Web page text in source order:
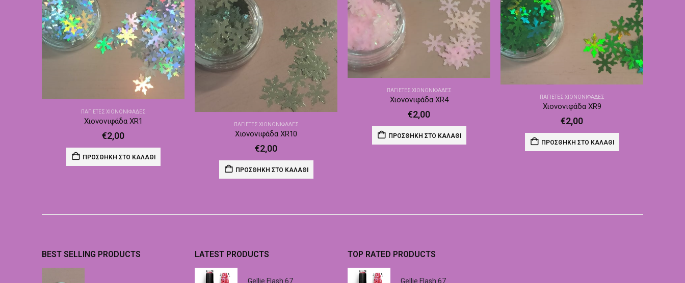
ΠΑΓΙΈΤΕΣ ΧΙΟΝΟΝΙΦΆΔΕΣ
Χιονονιφάδα XR1
€2,00
ΠΡΟΣΘΉΚΗ ΣΤΟ ΚΑΛΆΘΙ
ΠΑΓΙΈΤΕΣ ΧΙΟΝΟΝΙΦΆΔΕΣ
Χιονονιφάδα XR10
€2,00
ΠΡΟΣΘΉΚΗ ΣΤΟ ΚΑΛΆΘΙ
ΠΑΓΙΈΤΕΣ ΧΙΟΝΟΝΙΦΆΔΕΣ
Χιονονιφάδα XR4
€2,00
ΠΡΟΣΘΉΚΗ ΣΤΟ ΚΑΛΆΘΙ
ΠΑΓΙΈΤΕΣ ΧΙΟΝΟΝΙΦΆΔΕΣ
Χιονονιφάδα XR9
€2,00
ΠΡΟΣΘΉΚΗ ΣΤΟ ΚΑΛΆΘΙ
BEST SELLING PRODUCTS LATEST PRODUCTS
Gellie Flash 67
TOP RATED PRODUCTS
Gellie Flash 67